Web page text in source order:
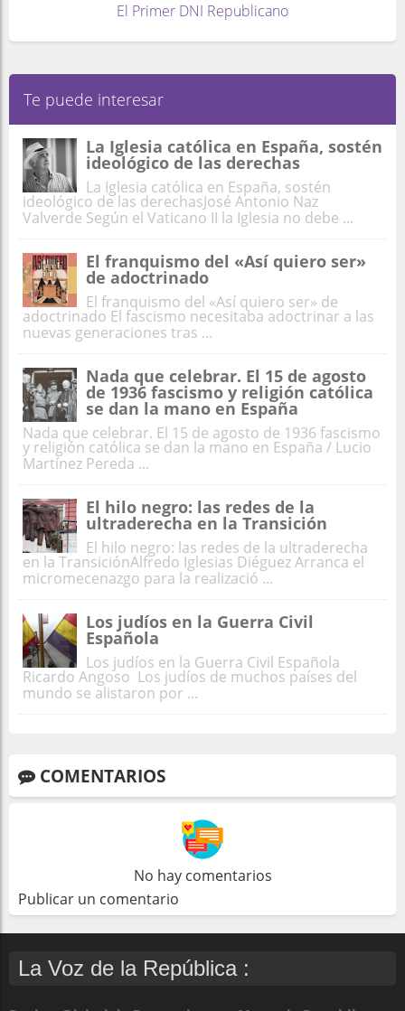
El Primer DNI Republicano
Te puede interesar
La Iglesia católica en España, sostén
ideológico de las derechas
La Iglesia católica en España, sostén
ideológico de las derechasJosé Antonio Naz
Valverde Según el Vaticano II la Iglesia no debe ...
El franquismo del «Así quiero ser»
de adoctrinado
El franquismo del «Así quiero ser» de
adoctrinado El fascismo necesitaba adoctrinar a las
nuevas generaciones tras ...
Nada que celebrar. El 15 de agosto
de 1936 fascismo y religión católica
se dan la mano en España
Nada que celebrar. El 15 de agosto de 1936 fascismo
y religión católica se dan la mano en España / Lucio
Martínez Pereda ...
El hilo negro: las redes de la
ultraderecha en la Transición
El hilo negro: las redes de la ultraderecha
en la TransiciónAlfredo Iglesias Diéguez Arranca el
micromecenazgo para la realizació ...
Los judíos en la Guerra Civil
Española
Los judíos en la Guerra Civil Española
Ricardo Angoso Los judíos de muchos países del
mundo se alistaron por ...
COMENTARIOS
No hay comentarios
Publicar un comentario
La Voz de la República :